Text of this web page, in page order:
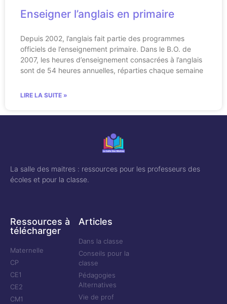
Enseigner l’anglais en primaire
Depuis 2002, l’anglais fait partie des programmes
officiels de l’enseignement primaire. Dans le B.O. de
2007, les heures d’enseignement consacrées à l’anglais
sont de 54 heures annuelles, réparties chaque semaine
LIRE LA SUITE »
La salle des maitres : ressources pour les professeurs des
écoles et pour la classe.
Ressources à
télécharger
Maternelle
CP
CE1
CE2
CM1
Articles
Dans la classe
Conseils pour la
classe
Pédagogies
Alternatives
Vie de prof